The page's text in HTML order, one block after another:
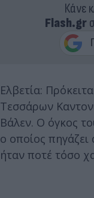
Κάνε
Flash.gr
Ελβετία:
Τεσσάρων
Βάλεν. Ο όγκος
ο οποίος πηγάζει
ήταν ποτέ τόσο